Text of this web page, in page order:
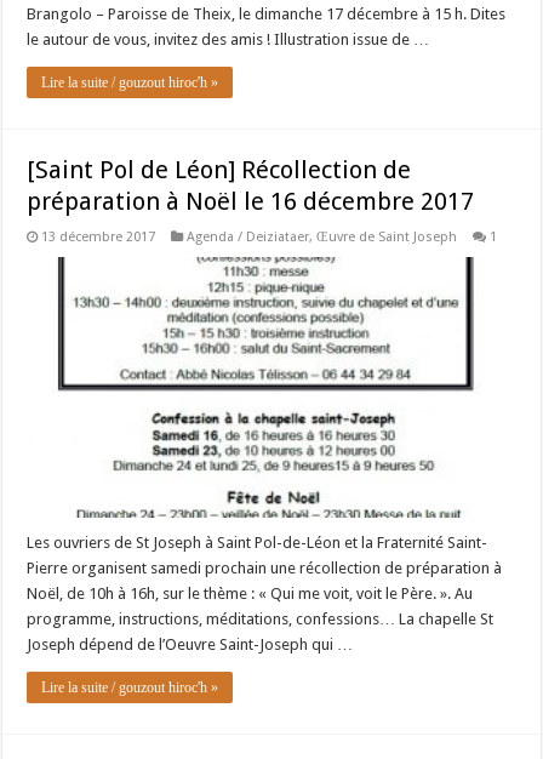
Brangolo – Paroisse de Theix, le dimanche 17 décembre à 15 h. Dites
le autour de vous, invitez des amis ! Illustration issue de …
Lire la suite / gouzout hiroc'h »
[Saint Pol de Léon] Récollection de
préparation à Noël le 16 décembre 2017
13 décembre 2017 Agenda / Deiziataer,Œuvre de Saint Joseph 1
Les ouvriers de St Joseph à Saint Pol-de-Léon et la Fraternité Saint-
Pierre organisent samedi prochain une récollection de préparation à
Noël, de 10h à 16h, sur le thème : « Qui me voit, voit le Père. ». Au
programme, instructions, méditations, confessions… La chapelle St
Joseph dépend de l’Oeuvre Saint-Joseph qui …
Lire la suite / gouzout hiroc'h »